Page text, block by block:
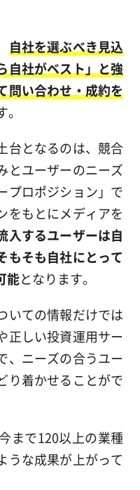
自社を選ぶべき見込
自社がベスト」と強
問い合わせ・成約を
。
台となるのは、競合
とユーザーのニーズ
プロポジション」で
をもとにメディアを
入するユーザーは自
もそも自社にとって
能となります。
いての情報だけでは
正しい投資運用サー
、ニーズの合うユー
り着かせることがで
まで120以上の業種
うな成果が上がって